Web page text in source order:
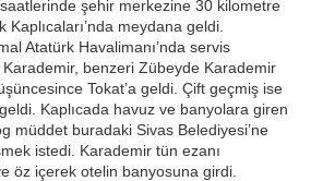
şehir merkezine 30 kilometre
Kaplıcaları’nda meydana geldi.
Atatürk Havalimanı’nda servis
benzeri Zübeyde Karademir
Tokat’a geldi. Çift geçmiş ise
Kaplıcada havuz ve banyolara giren
müddet buradaki Sivas Belediyesi’ne
istedi. Karademir tün ezanı
öz içerek otelin banyosuna girdi.